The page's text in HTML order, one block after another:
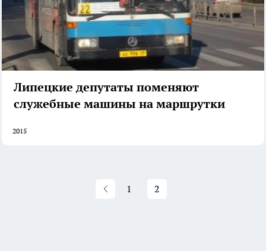
Липецкие депутаты поменяют
служебные машины на маршрутки
2015
1 2